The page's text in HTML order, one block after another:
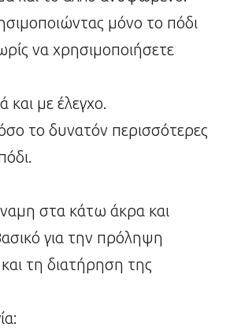
μόνο το πόδι
να χρησιμοποιήσετε
και με έλεγχο.
το δυνατόν περισσότερες
στα κάτω άκρα και
για την πρόληψη
τη διατήρηση της